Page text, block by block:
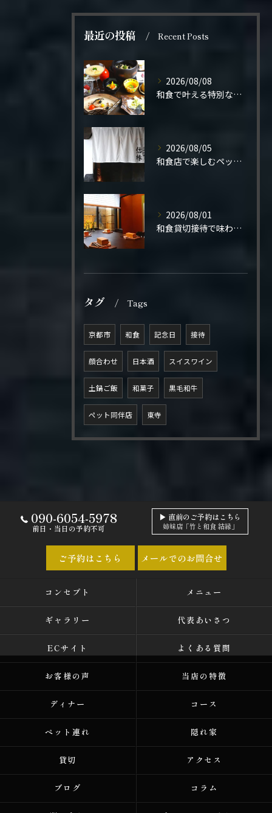
最近の投稿 Recent Posts
2026/08/08
和食で叶える特別なプロポーズ結婚
2026/08/05
和食店で楽しむペット同伴の食事体験
2026/08/01
和食貸切接待で味わう極上の一夜
タグ Tags
京都市 和食 記念日 接待
顔合わせ 日本酒 スイスワイン
土鍋ご飯 和菓子 黒毛和牛
ペット同伴店 東寺
090-6054-5978
前日・当日の予約不可
▶ 直前のご予約はこちら
姉妹店「竹と和食 結縁」
ご予約はこちら メールでのお問合せ
コンセプト メニュー
ギャラリー 代表あいさつ
ECサイト よくある質問
お客様の声 当店の特徴
ディナー コース
ペット連れ 隠れ家
貸切 アクセス
ブログ コラム